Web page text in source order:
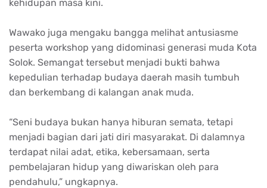
kehidupan masa kini.
Wawako juga mengaku bangga melihat antusiasme
peserta workshop yang didominasi generasi muda Kota
Solok. Semangat tersebut menjadi bukti bahwa
kepedulian terhadap budaya daerah masih tumbuh
dan berkembang di kalangan anak muda.
“Seni budaya bukan hanya hiburan semata, tetapi
menjadi bagian dari jati diri masyarakat. Di dalamnya
terdapat nilai adat, etika, kebersamaan, serta
pembelajaran hidup yang diwariskan oleh para
pendahulu,” ungkapnya.